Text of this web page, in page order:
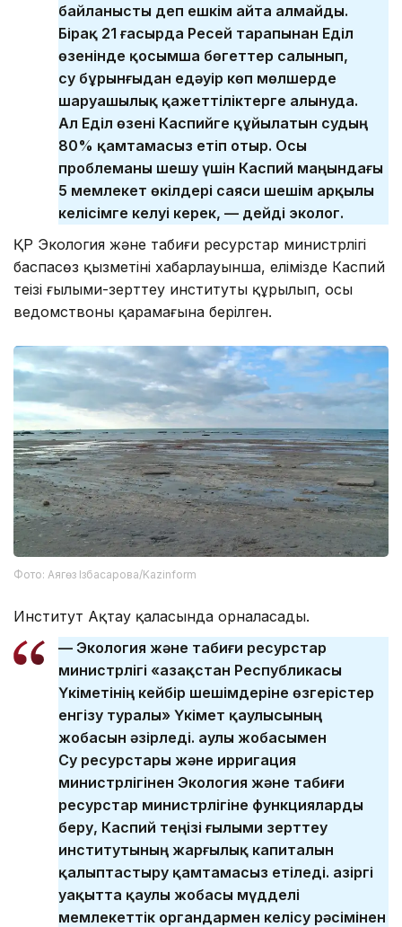
байланысты деп ешкім айта алмайды.
Бірақ 21 ғасырда Ресей тарапынан Еділ
өзенінде қосымша бөгеттер салынып,
су бұрынғыдан едәуір көп мөлшерде
шаруашылық қажеттіліктерге алынуда.
Ал Еділ өзені Каспийге құйылатын судың
80% қамтамасыз етіп отыр. Осы
проблеманы шешу үшін Каспий маңындағы
5 мемлекет өкілдері саяси шешім арқылы
келісімге келуі керек, — дейді эколог.
ҚР Экология және табиғи ресурстар министрлігі
баспасөз қызметінің хабарлауынша, елімізде Каспий
теңізі ғылыми-зерттеу институты құрылып, осы
ведомствоның қарамағына берілген.
Фото: Аягөз Ізбасарова/Kazinform
Институт Ақтау қаласында орналасады.
— Экология және табиғи ресурстар
министрлігі «Қазақстан Республикасы
Үкіметінің кейбір шешімдеріне өзгерістер
енгізу туралы» Үкімет қаулысының
жобасын әзірледі. Қаулы жобасымен
Су ресурстары және ирригация
министрлігінен Экология және табиғи
ресурстар министрлігіне функцияларды
беру, Каспий теңізі ғылыми зерттеу
институтының жарғылық капиталын
қалыптастыру қамтамасыз етіледі. Қазіргі
уақытта қаулы жобасы мүдделі
мемлекеттік органдармен келісу рәсімінен